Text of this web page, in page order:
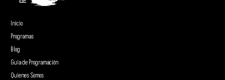
Inicio
Programas
Blog
Guía de Programación
Quienes Somos